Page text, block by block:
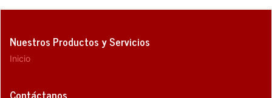
Nuestros Productos y Servicios
Inicio